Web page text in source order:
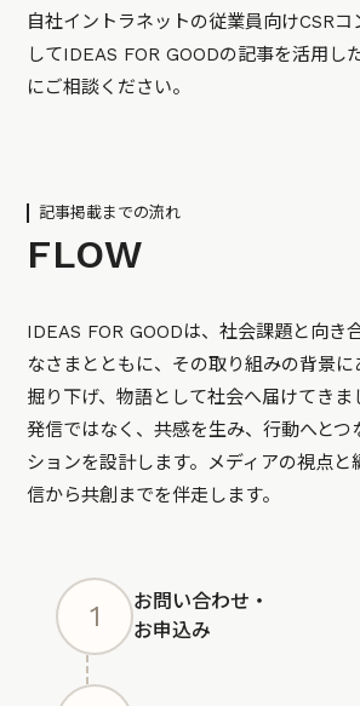
自社イントラネットの従業員向けCSRコ
してIDEAS FOR GOODの記事を活用し
にご相談ください。
記事掲載までの流れ
FLOW
IDEAS FOR GOODは、社会課題と向き
なさまとともに、その取り組みの背景に
掘り下げ、物語として社会へ届けてきま
発信ではなく、共感を生み、行動へとつ
ションを設計します。メディアの視点と
信から共創までを伴走します。
1
お問い合わせ・
お申込み